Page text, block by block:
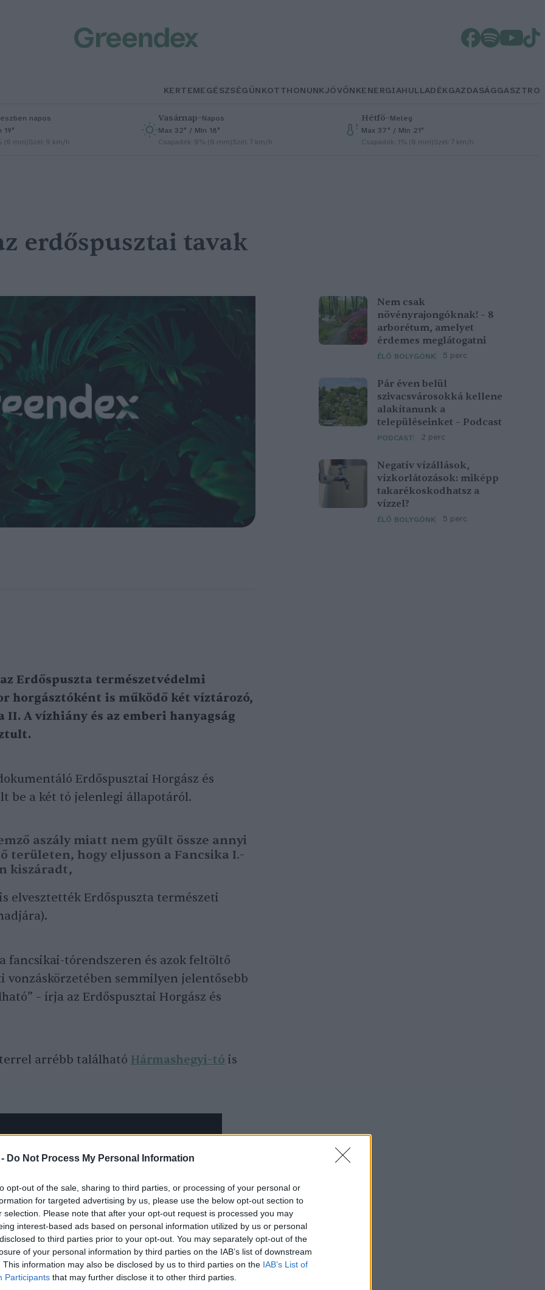
Do Not Process My Personal Information
opt-out of the sale, sharing to third parties, or processing of your personal or
for targeted advertising by us, please use the below opt-out section to
selection. Please note that after your opt-out request is processed you may
interest-based ads based on personal information utilized by us or personal
to third parties prior to your opt-out. You may separately opt-out of the
of your personal information by third parties on the IAB’s list of downstream
This information may also be disclosed by us to third parties on the IAB’s List of
Participants that may further disclose it to other third parties.
KERTEMEGÉSZSÉGÜNKOTTHONUNKJÖVŐNKENERGIAHULLADÉKGAZDASÁGGASZTRO
napos
19°
(0 mm)Szél: 9 km/h
Vasárnap–Napos
Max 32° / Min 18°
Csapadék: 0% (0 mm)Szél: 7 km/h
Hétfő–Meleg
Max 37° / Min 21°
Csapadék: 1% (0 mm)Szél: 7 km/h
Nem csak
növényrajongóknak! – 8
arborétum, amelyet
érdemes meglátogatni
ÉLŐ BOLYGÓNK 5 perc
Pár éven belül
szivacsvárosokká kellene
alakítanunk a
településeinket – Podcast
PODCAST 2 perc
Negatív vízállások,
vízkorlátozások: miképp
takarékoskodhatsz a
vízzel?
ÉLŐ BOLYGÓNK 5 perc
erdőspusztai tavak
Erdőspuszta természetvédelmi
horgásztóként is működő két víztározó,
II. A vízhiány és az emberi hanyagság
Erdőspusztai Horgász és
be a két tó jelenlegi állapotáról.
aszály miatt nem gyűlt össze annyi
területen, hogy eljusson a Fancsika I.-
kiszáradt,
elvesztették Erdőspuszta természeti
fancsikai-tórendszeren és azok feltöltő
vonzáskörzetében semmilyen jelentősebb
– írja az Erdőspusztai Horgász és
arrébb található Hármashegyi-tó is